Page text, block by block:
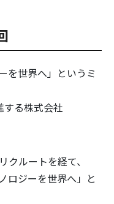
を世界へ」というミ
する株式会社
ルートを経て、
ロジーを世界へ」と